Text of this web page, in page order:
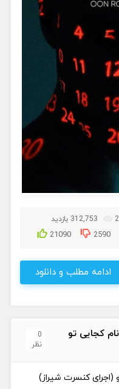
312,753 بازدید
21090 2590
ادامه مطلب و دانلود
کجایی تو
0
نظر
کنسرت شیراز)